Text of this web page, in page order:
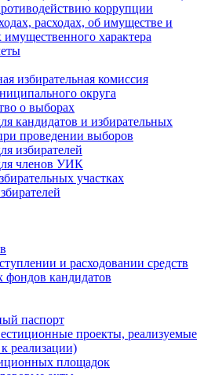
коррупции
расходах, об имуществе и
имущественного характера
избирательная комиссия
округа
о выборах
кандидатов и избирательных
проведении выборов
избирателей
членов УИК
участках
и расходовании средств
фондов кандидатов
паспорт
проекты, реализуемые
реализации)
площадок